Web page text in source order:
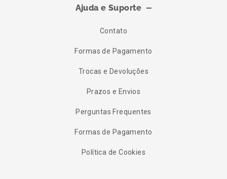
Ajuda e Suporte
Contato
Formas de Pagamento
Trocas e Devoluções
Prazos e Envios
Perguntas Frequentes
Formas de Pagamento
Política de Cookies